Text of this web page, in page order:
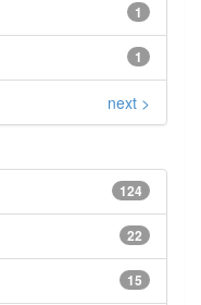
1
1
next >
124
22
15